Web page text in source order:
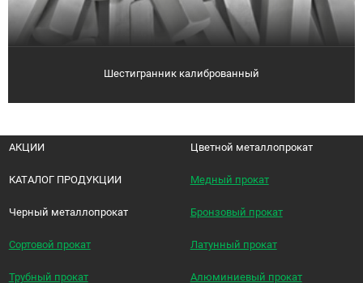
Шестигранник калиброванный
АКЦИИ
КАТАЛОГ ПРОДУКЦИИ
Черный металлопрокат
Сортовой прокат
Трубный прокат
Цветной металлопрокат
Медный прокат
Бронзовый прокат
Латунный прокат
Алюминиевый прокат